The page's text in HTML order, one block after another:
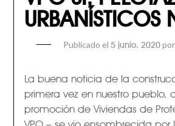
URBANÍSTICOS
Publicado el 5 junio, 2020por
La buena noticia de la
primera vez en nuestro pueblo,
promoción de Viviendas de
VPO – se vio ensombrecida por